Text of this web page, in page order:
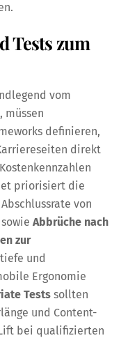
Tests zum
vom
müssen
definieren,
direkt
priorisiert die
von
sowieAbbrüche nach
zur
und
Ergonomie
Tests sollten
und Content-
bei qualifizierten